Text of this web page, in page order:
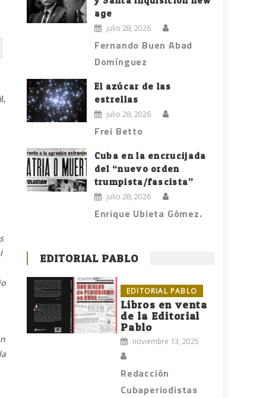
age
julio 28, 2026
Fernando Buen Abad
Domínguez
El azúcar de las
estrellas
julio 28, 2026
Frei Betto
Cuba en la encrucijada
del “nuevo orden
trumpista/fascista”
julio 28, 2026
Enrique Ubieta Gómez.
EDITORIAL PABLO
EDITORIAL PABLO
Libros en venta
de la Editorial
Pablo
noviembre 13, 2025
Redacción
Cubaperiodistas